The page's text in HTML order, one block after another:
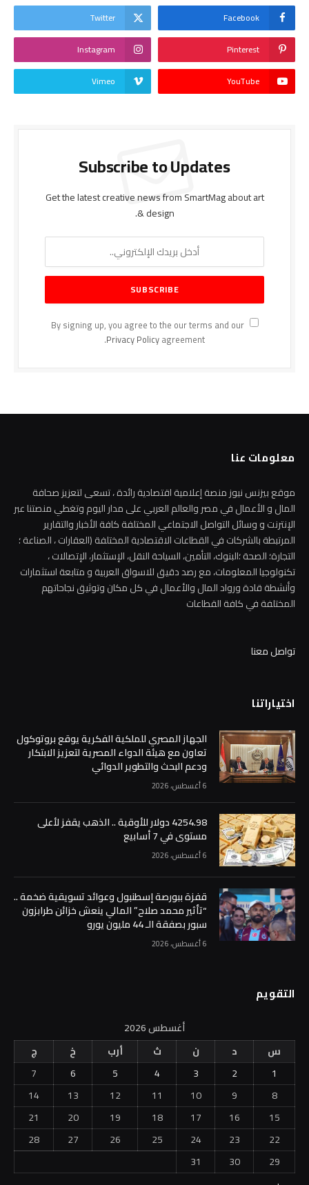
Facebook
Twitter
Pinterest
Instagram
YouTube
Vimeo
Subscribe to Updates
Get the latest creative news from SmartMag about art
& design.
By signing up, you agree to the our terms and our
Privacy Policyagreement.
معلومات عنا
موقع بيزنس نيوز منصة إعلامية اقتصادية رائدة ، تسعى لتعزيز صحافة
المال و الأعمال في مصر والعالم العربي على مدار اليوم وتغطي منصتنا عبر
الإنترنت و وسائل التواصل الاجتماعي المختلفة كافة الأخبار والتقارير
المرتبطة بالشركات في القطاعات الاقتصادية المختلفة (العقارات ، الصناعة ؛
التجارة؛ الصحة ؛البنوك، التأمين، السياحة النقل، الإستثمار، الإتصالات ،
تكنولوجيا المعلومات، مع رصد دقيق للاسواق العربية و متابعة استثمارات
وأنشطة قادة ورواد المال والأعمال في كل مكان وتوثيق نجاحاتهم
المختلفة في كافة القطاعات
تواصل معنا
اختياراتنا
الجهاز المصري للملكية الفكرية يوقع بروتوكول
تعاون مع هيئة الدواء المصرية لتعزيز الابتكار
ودعم البحث والتطوير الدوائي
6 أغسطس، 2026
4254.98 دولار للأوقية .. الذهب يقفز لأعلى
مستوى في 7 أسابيع
6 أغسطس، 2026
قفزة ببورصة إسطنبول وعوائد تسويقية ضخمة ..
“تأثير محمد صلاح” المالي ينعش خزائن طرابزون
سبور بصفقة الـ 44 مليون يورو
6 أغسطس، 2026
التقويم
أغسطس 2026
س
د ن ث أرب خ
ج
1
2
3
4
5
6
7
8
9
10
11
12
13
14
15
16
17
18
19
20
21
22
23
24
25
26
27
28
29
30
31